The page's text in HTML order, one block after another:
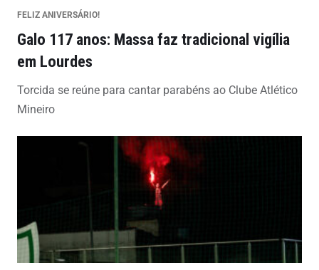
FELIZ ANIVERSÁRIO!
Galo 117 anos: Massa faz tradicional vigília
em Lourdes
Torcida se reúne para cantar parabéns ao Clube Atlético
Mineiro